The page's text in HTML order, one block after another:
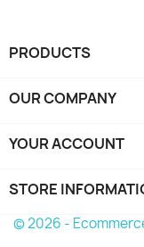
PRODUCTS
OUR COMPANY
YOUR ACCOUNT
STORE
© 2026 -